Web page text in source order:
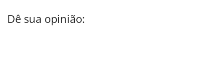
Dê sua opinião: